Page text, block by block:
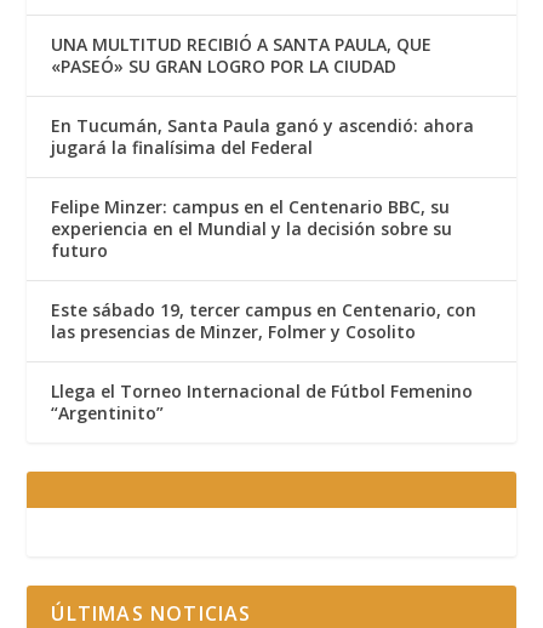
UNA MULTITUD RECIBIÓ A SANTA PAULA, QUE
«PASEÓ» SU GRAN LOGRO POR LA CIUDAD
En Tucumán, Santa Paula ganó y ascendió: ahora
jugará la finalísima del Federal
Felipe Minzer: campus en el Centenario BBC, su
experiencia en el Mundial y la decisión sobre su
futuro
Este sábado 19, tercer campus en Centenario, con
las presencias de Minzer, Folmer y Cosolito
Llega el Torneo Internacional de Fútbol Femenino
“Argentinito”
ÚLTIMAS NOTICIAS